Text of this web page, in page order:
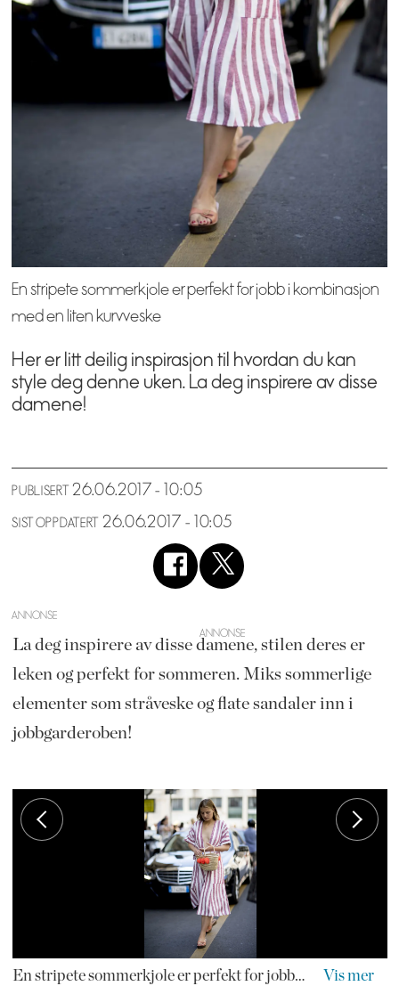
En stripete sommerkjole er perfekt for jobb i kombinasjon
med en liten kurvveske
Her er litt deilig inspirasjon til hvordan du kan
style deg denne uken. La deg inspirere av disse
damene!
PUBLISERT 26.06.2017 - 10:05
SIST OPPDATERT 26.06.2017 - 10:05
ANNONSE
La deg inspirere av disse damene, stilen deres er
leken og perfekt for sommeren. Miks sommerlige
elementer som stråveske og flate sandaler inn i
jobbgarderoben!
En stripete sommerkjole er perfekt for jobb i kombinasjon med en liten kurvveske